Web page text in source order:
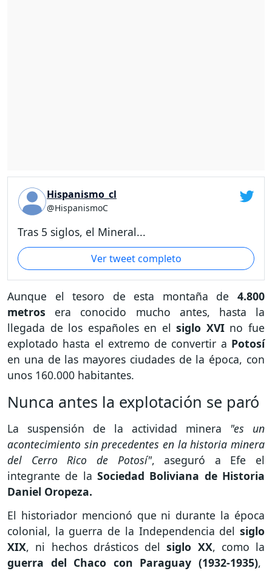
Hispanismo_cl
@HispanismoC
Tras 5 siglos, el Mineral...
Ver tweet completo
Aunque el tesoro de esta montaña de 4.800
metros era conocido mucho antes, hasta la
llegada de los españoles en el siglo XVIno fue
explotado hasta el extremo de convertir a Potosí
en una de las mayores ciudades de la época, con
unos 160.000 habitantes.
Nunca antes la explotación se paró
La suspensión de la actividad minera "es un
acontecimiento sin precedentes en la historia minera
del Cerro Rico de Potosí", aseguró a Efe el
integrante de la Sociedad Boliviana de Historia
Daniel Oropeza.
El historiador mencionó que ni durante la época
colonial, la guerra de la Independencia del siglo
XIX, ni hechos drásticos delsiglo XX, como la
guerra del Chaco con Paraguay (1932-1935),